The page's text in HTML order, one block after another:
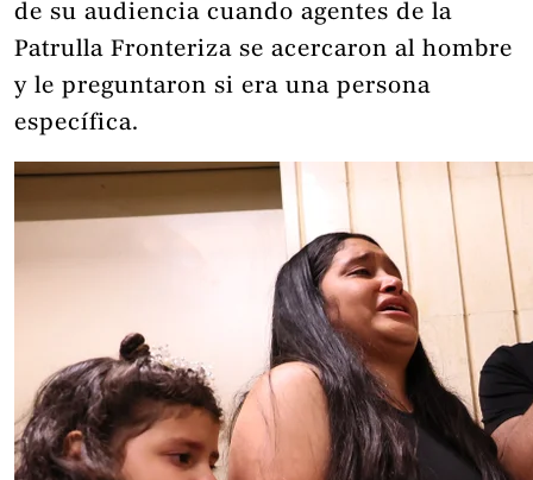
de su audiencia cuando agentes de la
Patrulla Fronteriza se acercaron al hombre
y le preguntaron si era una persona
específica.